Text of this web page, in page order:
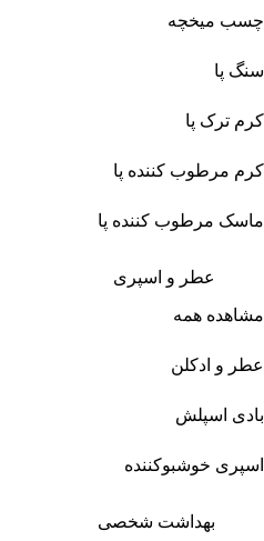
چسب میخچه
سنگ پا
کرم ترک پا
کرم مرطوب کننده پا
ماسک مرطوب کننده پا
عطر و اسپری
مشاهده همه
عطر و ادکلن
بادی اسپلش
اسپری خوشبوکننده
بهداشت شخصی